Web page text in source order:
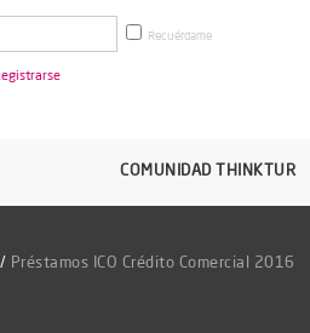
Recuérdame
COMUNIDAD THINKTUR
/ Préstamos ICO Crédito Comercial 2016